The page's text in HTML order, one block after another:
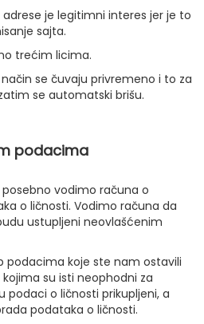
adrese je legitimni interes jer je to
sajta.
trećim licima.
se čuvaju privremeno i to za
se automatski brišu.
podacima
vodimo računa o
o ličnosti. Vodimo računa da
ustupljeni neovlašćenim
podacima koje ste nam ostavili
su isti neophodni za
podaci o ličnosti prikupljeni, a
podataka o ličnosti.